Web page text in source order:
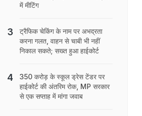
में मीटिंग
ट्रैफिक चेकिंग के नाम पर अभद्रता
करना गलत, वाहन से चाबी भी नहीं
निकाल सकते; सख्त हुआ हाईकोर्ट
350 करोड़ के स्कूल ड्रेस टेंडर पर
हाईकोर्ट की अंतरिम रोक, MP सरकार
से एक सप्ताह में मांगा जवाब